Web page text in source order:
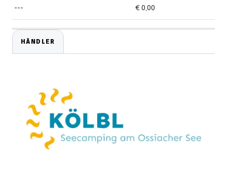
--- € 0,00
HÄNDLER